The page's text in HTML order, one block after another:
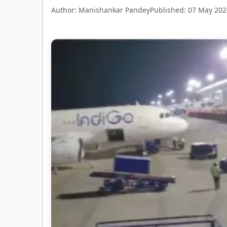
Author: Manishankar PandeyPublished: 07 May